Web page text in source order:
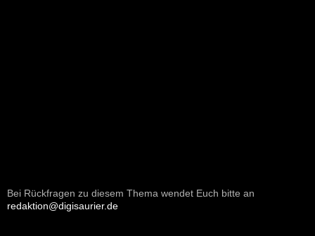
Bei Rückfragen zu diesem Thema wendet Euch bitte an
redaktion@digisaurier.de